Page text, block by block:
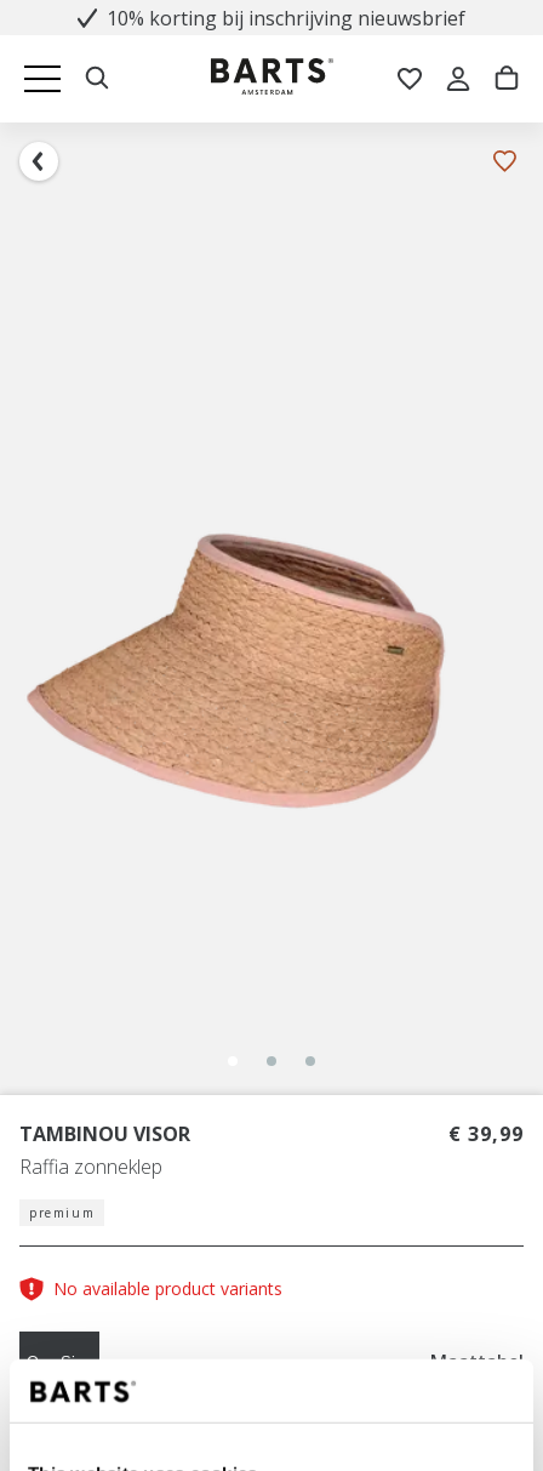
10% korting bij inschrijving nieuwsbrief
TAMBINOU VISOR
Raffia zonneklep
€ 39,99
premium
No available product variants
One Size Maattabel
KLEUR dusty pink